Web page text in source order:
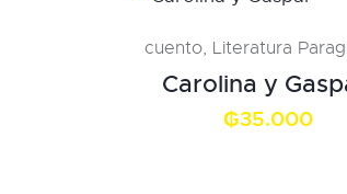
cuento, Literatura
Carolina y
₲35.000